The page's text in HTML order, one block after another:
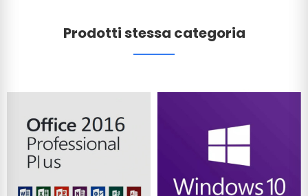
Prodotti stessa categoria